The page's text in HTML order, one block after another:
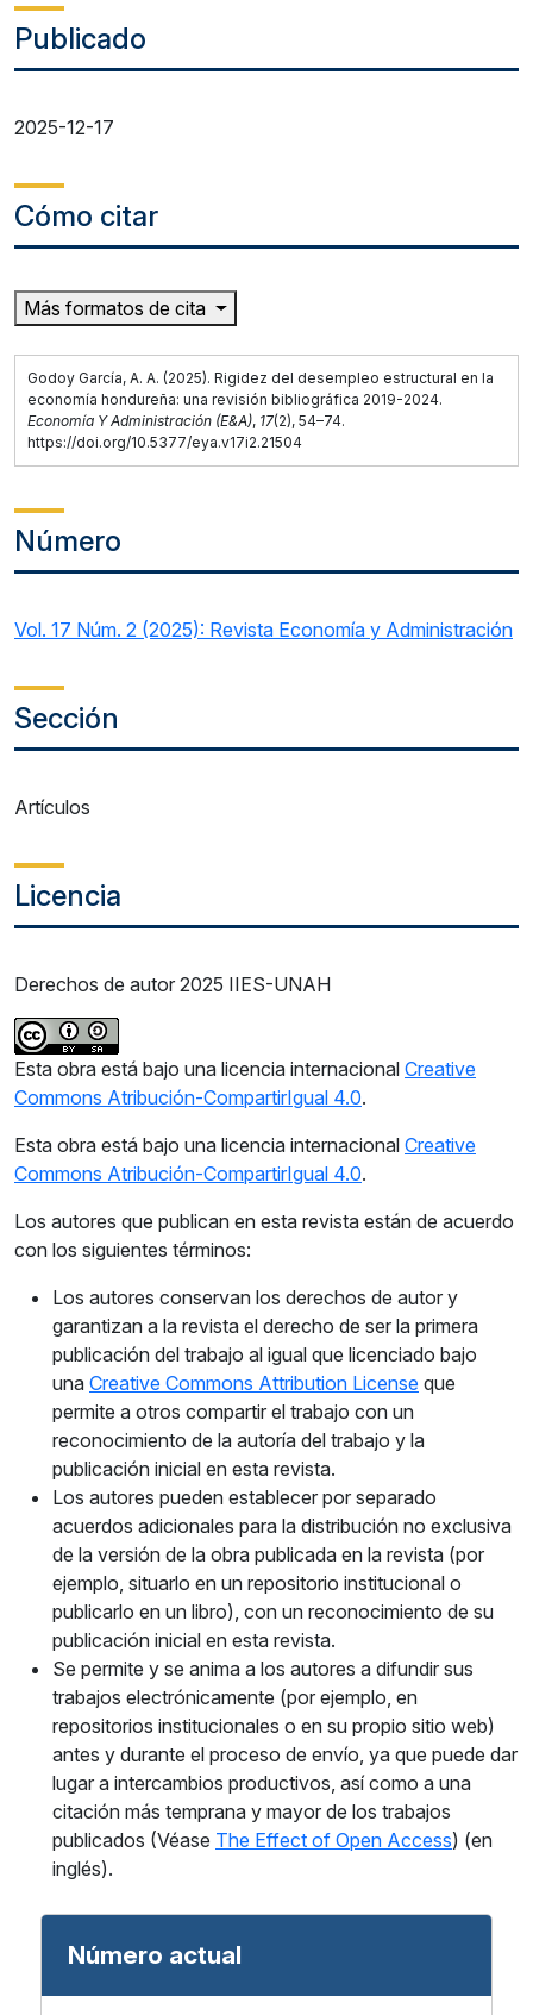
Publicado
2025-12-17
Cómo citar
Más formatos de cita
Godoy García, A. A. (2025). Rigidez del desempleo estructural en la
economía hondureña: una revisión bibliográfica 2019-2024.
Economía Y Administración (E&A), 17(2), 54–74.
https://doi.org/10.5377/eya.v17i2.21504
Número
Vol. 17 Núm. 2 (2025): Revista Economía y Administración
Sección
Artículos
Licencia
Derechos de autor 2025 IIES-UNAH
Esta obra está bajo una licencia internacional Creative
Commons Atribución-CompartirIgual 4.0.
Esta obra está bajo una licencia internacional Creative
Commons Atribución-CompartirIgual 4.0.
Los autores que publican en esta revista están de acuerdo
con los siguientes términos:
Los autores conservan los derechos de autor y
garantizan a la revista el derecho de ser la primera
publicación del trabajo al igual que licenciado bajo
una Creative Commons Attribution License que
permite a otros compartir el trabajo con un
reconocimiento de la autoría del trabajo y la
publicación inicial en esta revista.
Los autores pueden establecer por separado
acuerdos adicionales para la distribución no exclusiva
de la versión de la obra publicada en la revista (por
ejemplo, situarlo en un repositorio institucional o
publicarlo en un libro), con un reconocimiento de su
publicación inicial en esta revista.
Se permite y se anima a los autores a difundir sus
trabajos electrónicamente (por ejemplo, en
repositorios institucionales o en su propio sitio web)
antes y durante el proceso de envío, ya que puede dar
lugar a intercambios productivos, así como a una
citación más temprana y mayor de los trabajos
publicados (Véase The Effect of Open Access) (en
inglés).
Número actual